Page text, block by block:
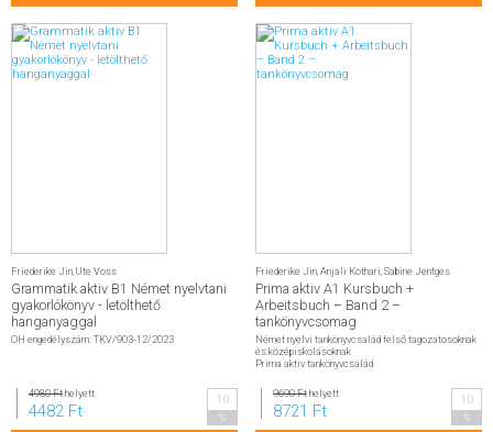
Friederike Jin Ute Voss
Grammatik aktiv B1 Német nyelvtani
gyakorlókönyv - letölthető
hanganyaggal
OH engedélyszám: TKV/903-12/2023
4980 Fthelyett
4482 Ft
10
Friederike Jin Anjali Kothari Sabine Jentges
Prima aktiv A1 Kursbuch +
Arbeitsbuch – Band 2 –
tankönyvcsomag
Német nyelvi tankönyvcsalád felső tagozatosoknak
és középiskolásoknak
Prima aktiv tankönyvcsalád
9690 Fthelyett
8721 Ft
10